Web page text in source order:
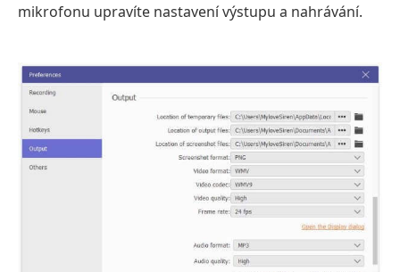
mikrofonu upravíte nastavení výstupu a nahrávání.